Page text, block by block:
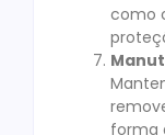
como
forma